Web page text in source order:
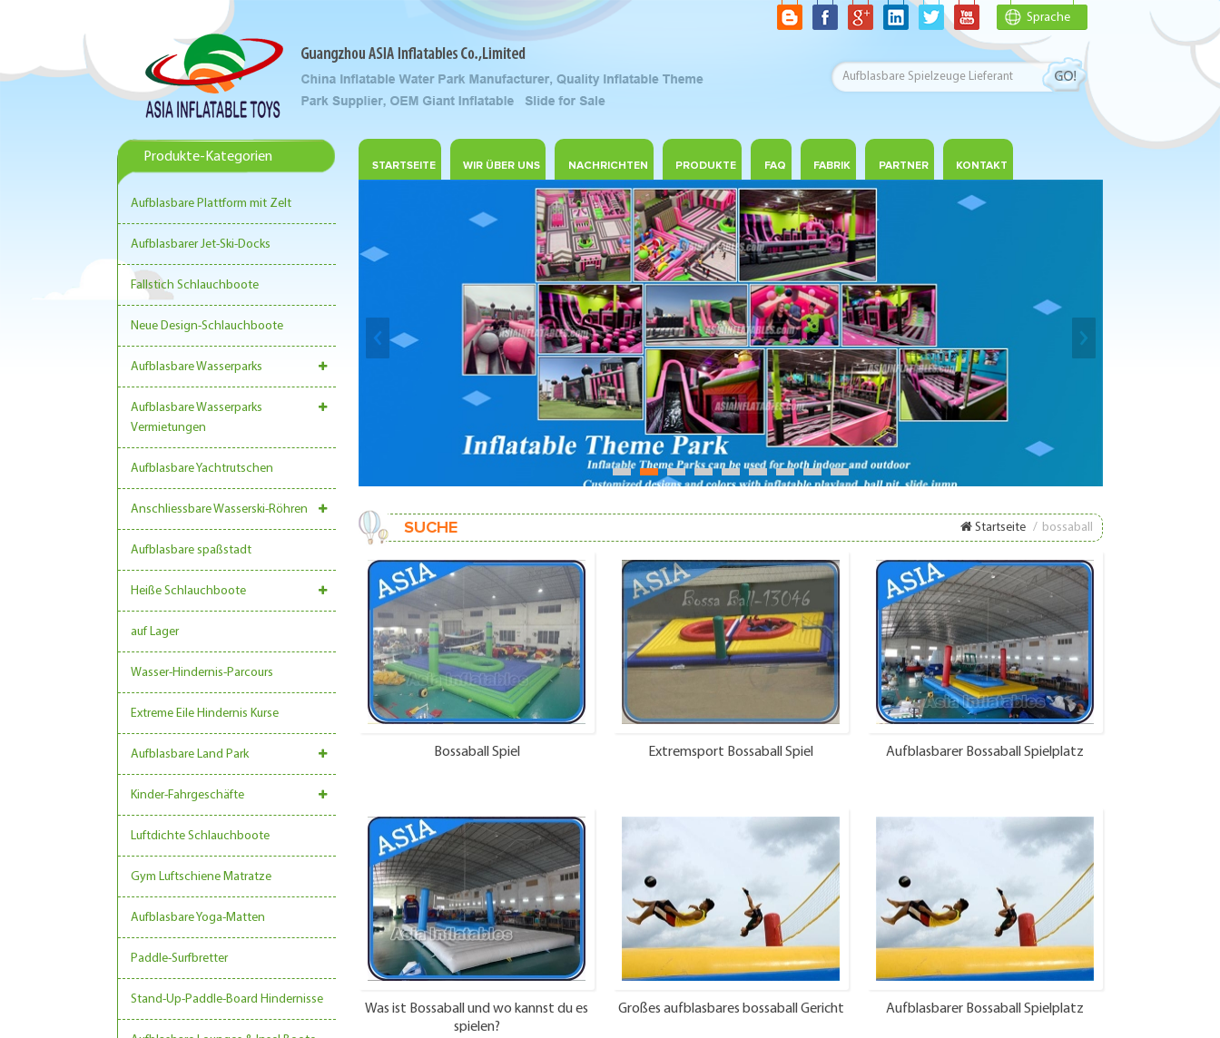
Sprache
Produkte-Kategorien
Aufblasbare Plattform mit Zelt
Aufblasbarer Jet-Ski-Docks
Fallstich Schlauchboote
Neue Design-Schlauchboote
Aufblasbare Wasserparks
Aufblasbare Wasserparks
Vermietungen
Aufblasbare Yachtrutschen
Anschliessbare Wasserski-Röhren
Aufblasbare spaßstadt
Heiße Schlauchboote
auf Lager
Wasser-Hindernis-Parcours
Extreme Eile Hindernis Kurse
Aufblasbare Land Park
Kinder-Fahrgeschäfte
Luftdichte Schlauchboote
Gym Luftschiene Matratze
Aufblasbare Yoga-Matten
Paddle-Surfbretter
Stand-Up-Paddle-Board Hindernisse
STARTSEITE WIR ÜBER UNS NACHRICHTEN PRODUKTE FAQ FABRIK PARTNER KONTAKT
1 2 3 4 5 6 7 8 9
SUCHE Startseite / bossaball
Bossaball Spiel Extremsport Bossaball Spiel Aufblasbarer Bossaball Spielplatz
Was ist Bossaball und wo kannst du es
spielen?
Großes aufblasbares bossaball Gericht Aufblasbarer Bossaball Spielplatz